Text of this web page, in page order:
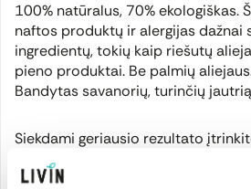
100% natūralus, 70% ekologiškas.
naftos produktų ir alergijas dažnai
ingredientų, tokių kaip riešutų
pieno produktai. Be palmių
Bandytas savanorių, turinčių
Siekdami geriausio rezultato
plaukus ir galvos odą, palaikykite
nuplaudami vandeniu, kad žolelės